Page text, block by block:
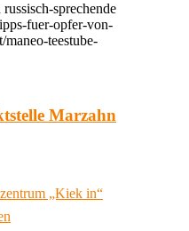
sprechende
fuer-opfer-von-
teestube-
Marzahn
„Kiek in“